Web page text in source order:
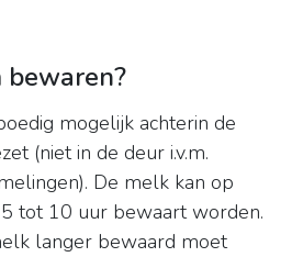
bewaren?
mogelijk achterin de
(niet in de deur i.v.m.
De melk kan op
tot 10 uur bewaart worden.
langer bewaard moet